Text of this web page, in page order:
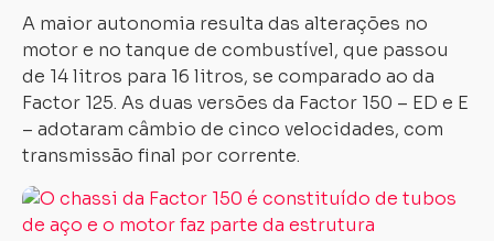
A maior autonomia resulta das alterações no
motor e no tanque de combustível, que passou
de 14 litros para 16 litros, se comparado ao da
Factor 125. As duas versões da Factor 150 – ED e E
– adotaram câmbio de cinco velocidades, com
transmissão final por corrente.